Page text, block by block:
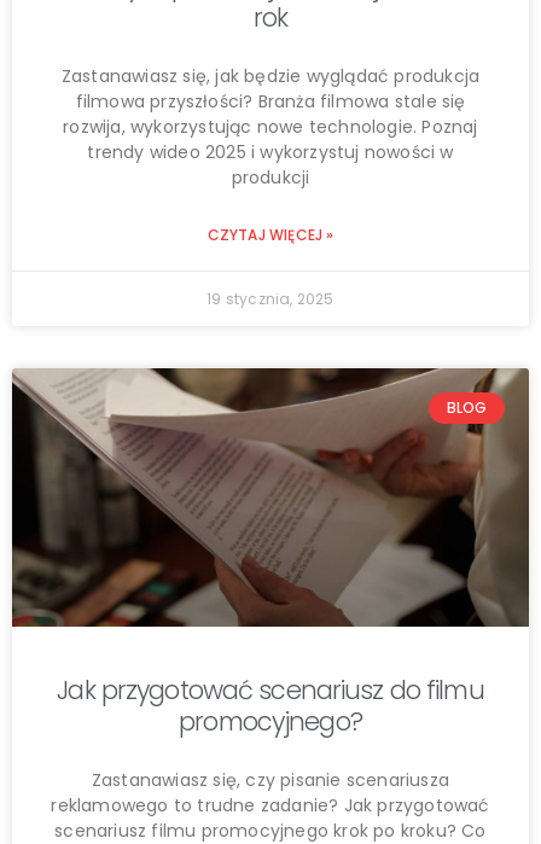
rok
Zastanawiasz się, jak będzie wyglądać produkcja
filmowa przyszłości? Branża filmowa stale się
rozwija, wykorzystując nowe technologie. Poznaj
trendy wideo 2025 i wykorzystuj nowości w
produkcji
CZYTAJ WIĘCEJ »
19 stycznia, 2025
BLOG
Jak przygotować scenariusz do filmu
promocyjnego?
Zastanawiasz się, czy pisanie scenariusza
reklamowego to trudne zadanie? Jak przygotować
scenariusz filmu promocyjnego krok po kroku? Co